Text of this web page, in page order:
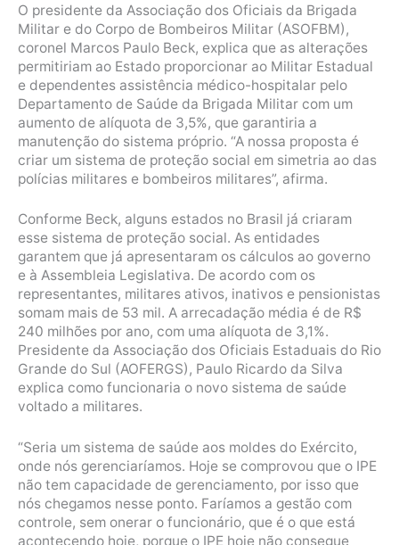
O presidente da Associação dos Oficiais da Brigada
Militar e do Corpo de Bombeiros Militar (ASOFBM),
coronel Marcos Paulo Beck, explica que as alterações
permitiriam ao Estado proporcionar ao Militar Estadual
e dependentes assistência médico-hospitalar pelo
Departamento de Saúde da Brigada Militar com um
aumento de alíquota de 3,5%, que garantiria a
manutenção do sistema próprio. “A nossa proposta é
criar um sistema de proteção social em simetria ao das
polícias militares e bombeiros militares”, afirma.
Conforme Beck, alguns estados no Brasil já criaram
esse sistema de proteção social. As entidades
garantem que já apresentaram os cálculos ao governo
e à Assembleia Legislativa. De acordo com os
representantes, militares ativos, inativos e pensionistas
somam mais de 53 mil. A arrecadação média é de R$
240 milhões por ano, com uma alíquota de 3,1%.
Presidente da Associação dos Oficiais Estaduais do Rio
Grande do Sul (AOFERGS), Paulo Ricardo da Silva
explica como funcionaria o novo sistema de saúde
voltado a militares.
“Seria um sistema de saúde aos moldes do Exército,
onde nós gerenciaríamos. Hoje se comprovou que o IPE
não tem capacidade de gerenciamento, por isso que
nós chegamos nesse ponto. Faríamos a gestão com
controle, sem onerar o funcionário, que é o que está
acontecendo hoje, porque o IPE hoje não consegue